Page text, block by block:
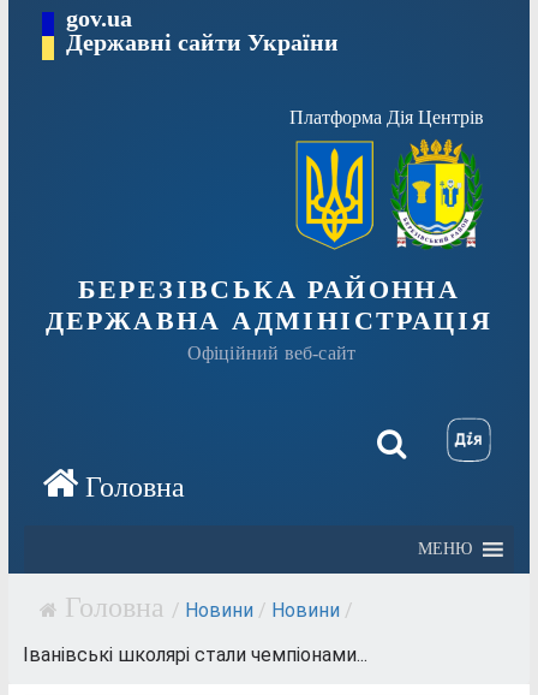
Перейтиgov.ua
Державні сайти України
Платформа Дія Центрів
БЕРЕЗІВСЬКА РАЙОННА
ДЕРЖАВНА АДМІНІСТРАЦІЯ
Офіційний веб-сайт
МЕНЮ
/ Новини / Новини /
Іванівські школярі стали чемпіонами...